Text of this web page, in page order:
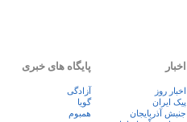
اخبار
اخبار روز
پيک ايران
جنبش آذربایجان
پایگاه های خبری
آزادگی
گویا
همبوم